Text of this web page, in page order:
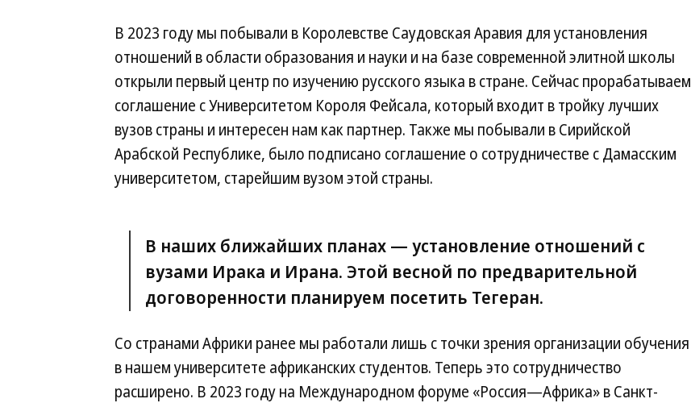
В 2023 году мы побывали в Королевстве Саудовская Аравия для установления
отношений в области образования и науки и на базе современной элитной школы
открыли первый центр по изучению русского языка в стране. Сейчас прорабатываем
соглашение с Университетом Короля Фейсала, который входит в тройку лучших
вузов страны и интересен нам как партнер. Также мы побывали в Сирийской
Арабской Республике, было подписано соглашение о сотрудничестве с Дамасским
университетом, старейшим вузом этой страны.
В наших ближайших планах — установление отношений с
вузами Ирака и Ирана. Этой весной по предварительной
договоренности планируем посетить Тегеран.
Со странами Африки ранее мы работали лишь с точки зрения организации обучения
в нашем университете африканских студентов. Теперь это сотрудничество
расширено. В 2023 году на Международном форуме «Россия—Африка» в Санкт-